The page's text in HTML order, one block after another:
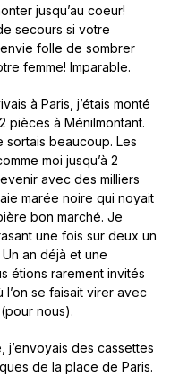
jusqu’au coeur!
secours si votre
folle de sombrer
femme! Imparable.
à Paris, j’étais monté
pièces à Ménilmontant.
beaucoup. Les
moi jusqu’à 2
avec des milliers
marée noire qui noyait
bon marché. Je
une fois sur deux un
an déjà et une
étions rarement invités
l’on se faisait virer avec
nous).
des cassettes
de la place de Paris.